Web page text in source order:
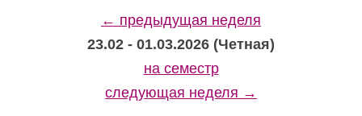
← предыдущая неделя
23.02 - 01.03.2026 (Четная)
на семестр
следующая неделя →